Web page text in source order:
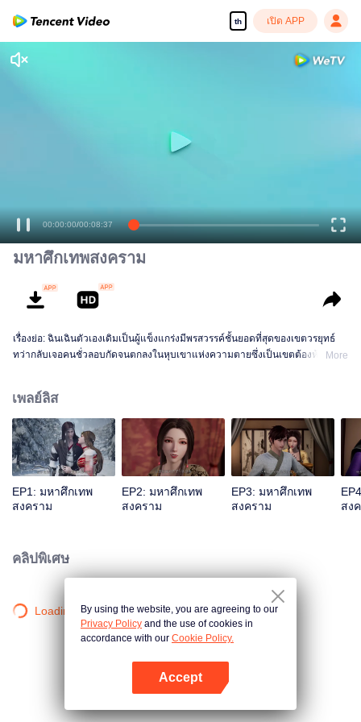
th เปิด APP
00:00:00/00:08:37
มหาศึกเทพสงคราม
เรื่องย่อ: ฉินเฉินตัวเองเดิมเป็นผู้แข็งแกร่งมีพรสวรรค์ชั้นยอดที่สุดของเขตวรยุทธ์
ทว่ากลับเจอคนชั่วลอบกัดจนตกลงในหุบเขาแห่งความตายซึ่งเป็นเขตต้องห้ามของ
ของอ๋องติ้งอู่เทพทหารแห่งแคว้นต้าฉิน ทว่าประวัติของบิดานั้นเป็นปริศนา สองแม่
ลูกจึงถูกปฏิบัติด้วยอย่างเย็นชาในจวนอ๋องติ้งอู่และต้องพึ่งพากันเพื่อเอาตัวรอด เพื่อ
จะเขียนตำนานผู้แข็งแกร่งในอดีตขึ้นใหม่ และเพื่อปกป้องทุกสิ่งที่ตนเองรัก ฉินเฉิน
จึงตัดสินใจแบกภาระใหญ่หลวงในการปกป้องแคว้นทั้งห้าของใต้หล้า และก้าวสู่
เส้นทางแห่งวรยุทธ์อีกครั้งหนึ่ง
More
เพลย์ลิส
EP1: มหาศึกเทพ
สงคราม
EP2: มหาศึกเทพ
สงคราม
EP3: มหาศึกเทพ
สงคราม
สง
คลิปพิเศษ
Loading…By using the website, you are agreeing to our
Privacy Policy and the use of cookies in
accordance with our Cookie Policy.
Accept